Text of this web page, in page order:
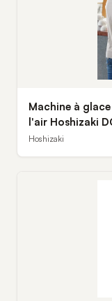
Machine à
l'air Hoshizaki
Hoshizaki